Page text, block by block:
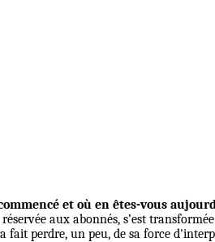
et où en êtes-vous
aux abonnés, s’est
fait perdre, un peu, de sa force